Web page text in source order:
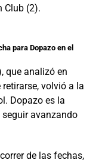
Club (2).
para Dopazo en el
que analizó en
volvió a la
Dopazo es la
seguir avanzando
de las fechas,